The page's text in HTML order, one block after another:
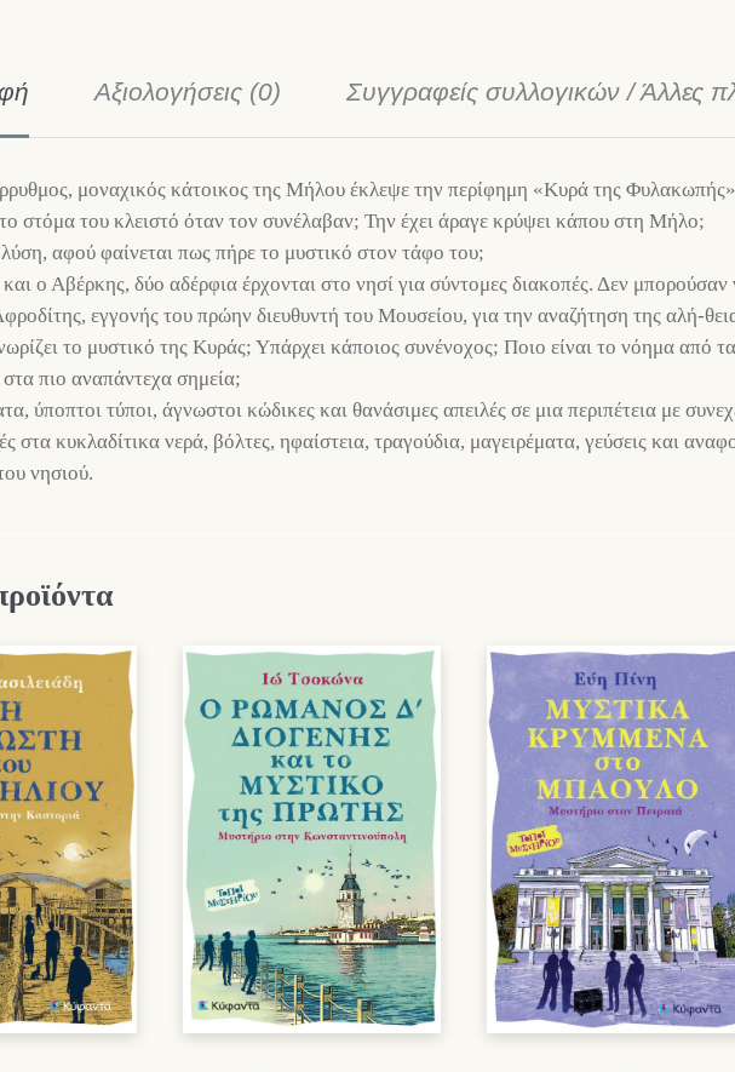
Αξιολογήσεις (0) Συγγραφείς συλλογικών / Άλλες
μοναχικός κάτοικος της Μήλου έκλεψε την περίφημη «Κυρά της
στόμα του κλειστό όταν τον συνέλαβαν; Την έχει άραγε κρύψει κάπου στη Μήλο;
αφού φαίνεται πως πήρε το μυστικό στον τάφο του;
ο Αβέρκης, δύο αδέρφια έρχονται στο νησί για σύντομες διακοπές. Δεν
εγγονής του πρώην διευθυντή του Μουσείου, για την αναζήτηση της αλή-
το μυστικό της Κυράς; Υπάρχει κάποιος συνένοχος; Ποιο είναι το νόημα από
πιο αναπάντεχα σημεία;
ύποπτοι τύποι, άγνωστοι κώδικες και θανάσιμες απειλές σε μια περιπέτεια με
στα κυκλαδίτικα νερά, βόλτες, ηφαίστεια, τραγούδια, μαγειρέματα, γεύσεις και
νησιού.